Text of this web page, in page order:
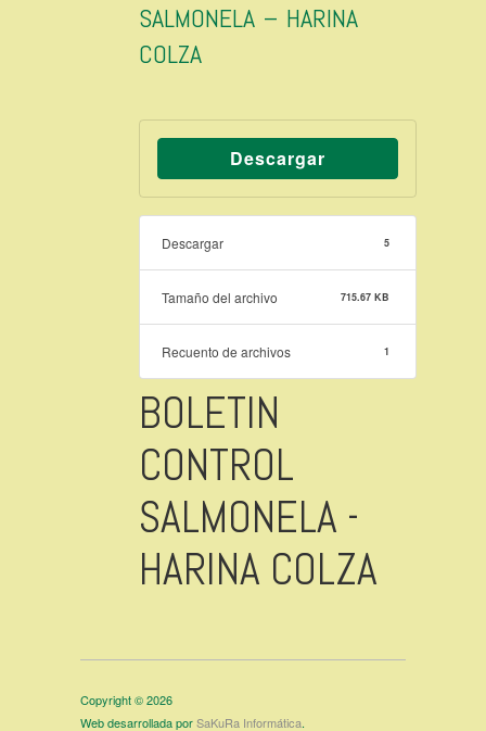
SALMONELA – HARINA
COLZA
Descargar
Descargar 5
Tamaño del archivo 715.67 KB
Recuento de archivos 1
BOLETIN
CONTROL
SALMONELA -
HARINA COLZA
Copyright © 2026
Web desarrollada porSaKuRa Informática.